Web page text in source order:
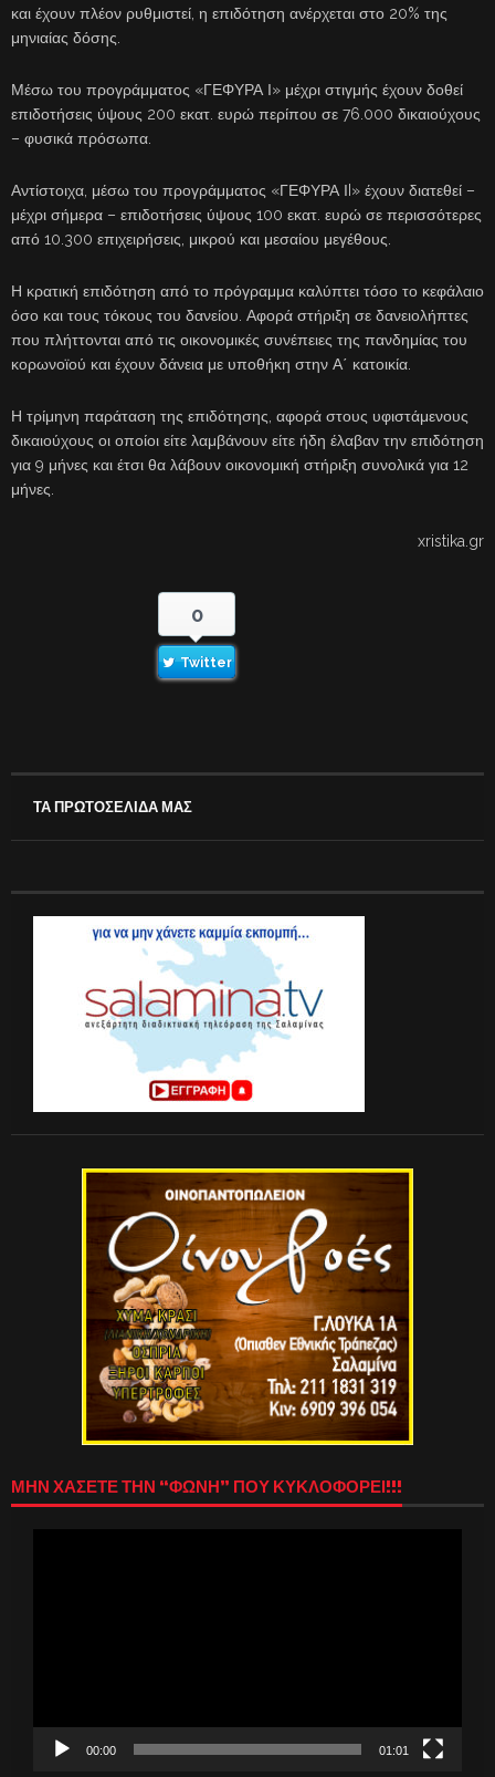
και έχουν πλέον ρυθμιστεί, η επιδότηση ανέρχεται στο 20% της
μηνιαίας δόσης.
Μέσω του προγράμματος «ΓΕΦΥΡΑ Ι» μέχρι στιγμής έχουν δοθεί
επιδοτήσεις ύψους 200 εκατ. ευρώ περίπου σε 76.000 δικαιούχους
– φυσικά πρόσωπα.
Αντίστοιχα, μέσω του προγράμματος «ΓΕΦΥΡΑ ΙI» έχουν διατεθεί –
μέχρι σήμερα – επιδοτήσεις ύψους 100 εκατ. ευρώ σε περισσότερες
από 10.300 επιχειρήσεις, μικρού και μεσαίου μεγέθους.
Η κρατική επιδότηση από το πρόγραμμα καλύπτει τόσο το κεφάλαιο
όσο και τους τόκους του δανείου. Αφορά στήριξη σε δανειολήπτες
που πλήττονται από τις οικονομικές συνέπειες της πανδημίας του
κορωνοϊού και έχουν δάνεια με υποθήκη στην Α΄ κατοικία.
Η τρίμηνη παράταση της επιδότησης, αφορά στους υφιστάμενους
δικαιούχους οι οποίοι είτε λαμβάνουν είτε ήδη έλαβαν την επιδότηση
για 9 μήνες και έτσι θα λάβουν οικονομική στήριξη συνολικά για 12
μήνες.
xristika.gr
0
Twitter
ΤΑ ΠΡΩΤΟΣΕΛΙΔΑ ΜΑΣ
ΜΗΝ ΧΑΣΕΤΕ ΤΗΝ “ΦΩΝΗ” ΠΟΥ ΚΥΚΛΟΦΟΡΕΙ!!!
00:00 01:01